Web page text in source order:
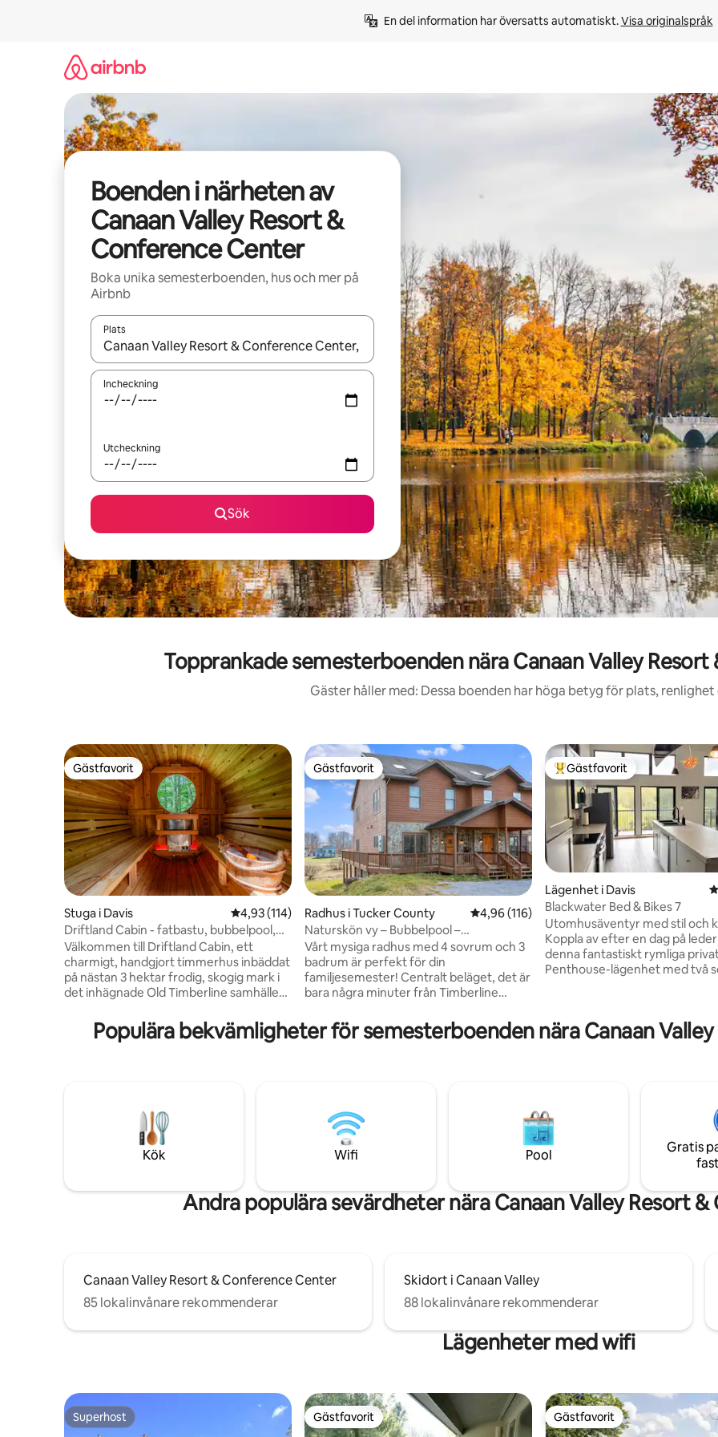
En del information har översatts automatiskt. Visa originalspråk
Boenden i närheten av
Canaan Valley Resort &
Conference Center
Boka unika semesterboenden, hus och mer på
Airbnb
Plats
När resultaten är tillgängliga kan du navigera med upp- och nedåtpilarna eller utforska genom att trycka eller svepa.
Incheckning
Utcheckning
Sök
Topprankade semesterboenden nära Canaan Valley
Gäster håller med: Dessa boenden har höga betyg för plats, renlighet
Gästfavorit
Gästfavorit
Stuga i Davis 4,93 av 5 i genomsnittligt betyg, 114 omdömen
4,93 (114)
Driftland Cabin - fatbastu, bubbelpool,
pizzaugn
Välkommen till Driftland Cabin, ett
charmigt, handgjort timmerhus inbäddat
på nästan 3 hektar frodig, skogig mark i
det inhägnade Old Timberline samhället
inbjudande stuga erbjuder rustik charm
och moderna bekvämligheter. Det
bubbelpool, gaseldbord och pizzaugn. Vi
tillhandahåller en kajak för gäster att
njuta av på närliggande Sand Run Lake.
Gästfavorit
Gästfavorit
Radhus i Tucker County 4,96 av 5 i genomsnittligt betyg, 116
4,96 (116)
Naturskön vy – Bubbelpool –
Husdjursvänligt
Vårt mysiga radhus med 4 sovrum och 3
badrum är perfekt för din
familjesemester! Centralt beläget, det är
bara några minuter från Timberline
Blackwater Falls och natursköna
vandringsleder. Efter en hektisk dag kan
och en nyrenoverad källare har boendet
förvandlats till en rymlig tillflyktsort som
bekvämt rymmer 9 personer.
Populär gästfavorit
Gästfavorit
Lägenhet i Davis
Blackwater Bed & Bikes 7
Utomhusäventyr med stil och
Koppla av efter en dag på
denna fantastiskt rymliga
Penthouse-lägenhet med två
om mer bekvämlighet.
Mountain Trails Outfitters och
promenad till restaurangerna
butikerna i den hippa
WV!
Populära bekvämligheter för semesterboenden nära Canaan
Kök Wifi Pool
Gratis
Andra populära sevärdheter nära Canaan Valley Resort
Canaan Valley Resort & Conference Center
85 lokalinvånare rekommenderar
Skidort i Canaan Valley
88 lokalinvånare rekommenderar
Lägenheter med wifi
Superhost
Superhost Gästfavorit
Gästfavorit Gästfavorit
Gästfavorit